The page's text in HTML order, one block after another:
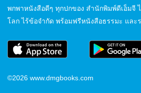
พกพาหนังสือดีๆ ทุกปกของ สำนักพิมพ์ดีเอ็มจี
โลก ไร้ข้อจำกัด พร้อมฟรีหนังสือธรรมะ และ
©2026 www.dmgbooks.com